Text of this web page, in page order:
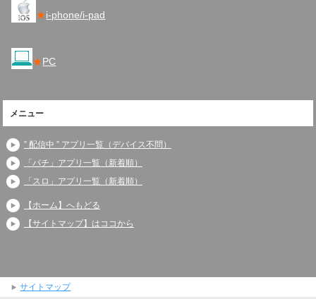
★i-phone/i-pad
★PC
メニュー
” 配信中 ” アプリ一覧（デバイス不問）
「パチ」アプリ一覧（新着順）
「スロ」アプリ一覧（新着順）
【ホーム】へもどる
【サイトマップ】はココから
サイトマップ